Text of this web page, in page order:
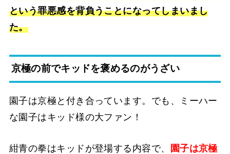
という罪悪感を背負うことになってしまいまし
た。
京極の前でキッドを褒めるのがうざい
園子は京極と付き合っています。でも、ミーハー
な園子はキッド様の大ファン！
紺青の拳はキッドが登場する内容で、
園子は京極